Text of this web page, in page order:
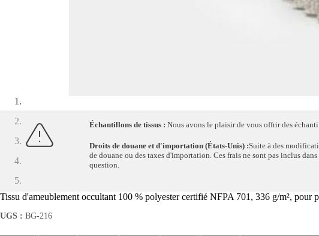
Échantillons de tissus : Nous avons le plaisir de vous offrir des
Droits de douane et d'importation (États-Unis) :Suite à des
de douane ou des taxes d'importation. Ces frais ne sont pas inclus
question.
Tissu d'ameublement occultant 100 % polyester certifié NFPA 701, 336 g/m², pour
UGS : BG-216